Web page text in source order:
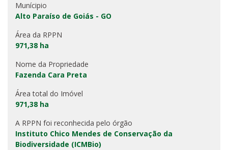
Munícipio
Alto Paraíso de Goiás - GO
Área da RPPN
971,38 ha
Nome da Propriedade
Fazenda Cara Preta
Área total do Imóvel
971,38 ha
A RPPN foi reconhecida pelo órgão
Instituto Chico Mendes de Conservação da
Biodiversidade (ICMBio)